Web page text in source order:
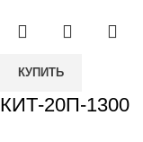
КУПИТЬ
КИТ-20П-1300